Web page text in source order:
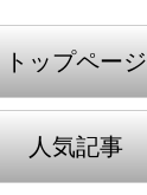
トップページ
人気記事